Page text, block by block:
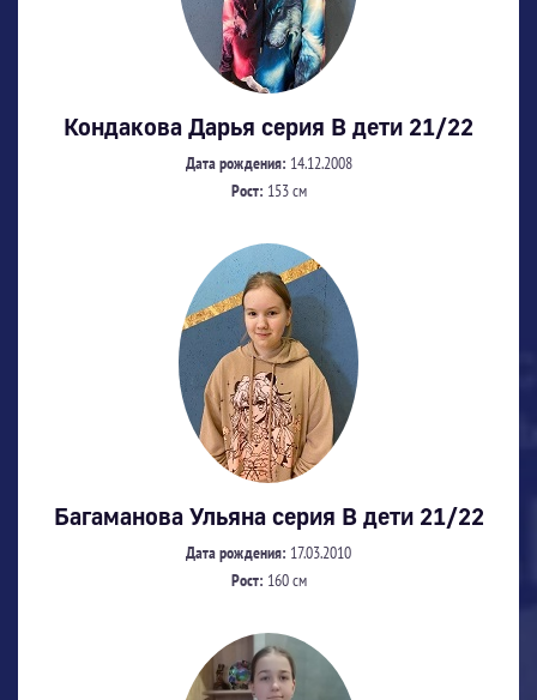
Кондакова Дарья серия В дети 21/22
Дата рождения: 14.12.2008
Рост: 153 см
Багаманова Ульяна серия В дети 21/22
Дата рождения: 17.03.2010
Рост: 160 см